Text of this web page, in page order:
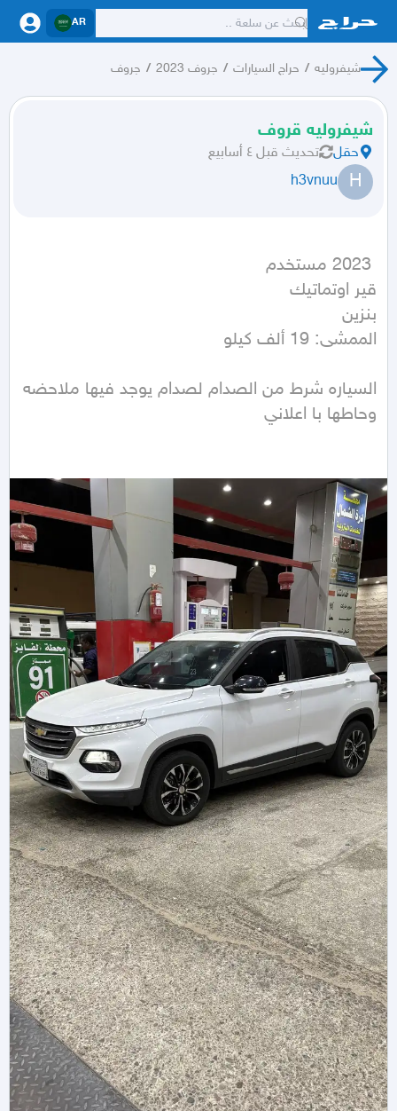
AR
شيفروليه / حراج السيارات / جروف 2023 / جروف
شيفروليه قروف
حقل تحديث قبل ٤ أسابيع
H
h3vnuu
الممشى: 19 ألف كيلو
وحاطها با اعلاني